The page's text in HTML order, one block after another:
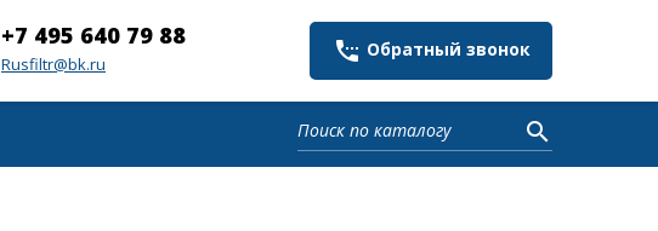
settings_phone Обратный звонок
+7 495 640 79 88
Rusfiltr@bk.ru
search